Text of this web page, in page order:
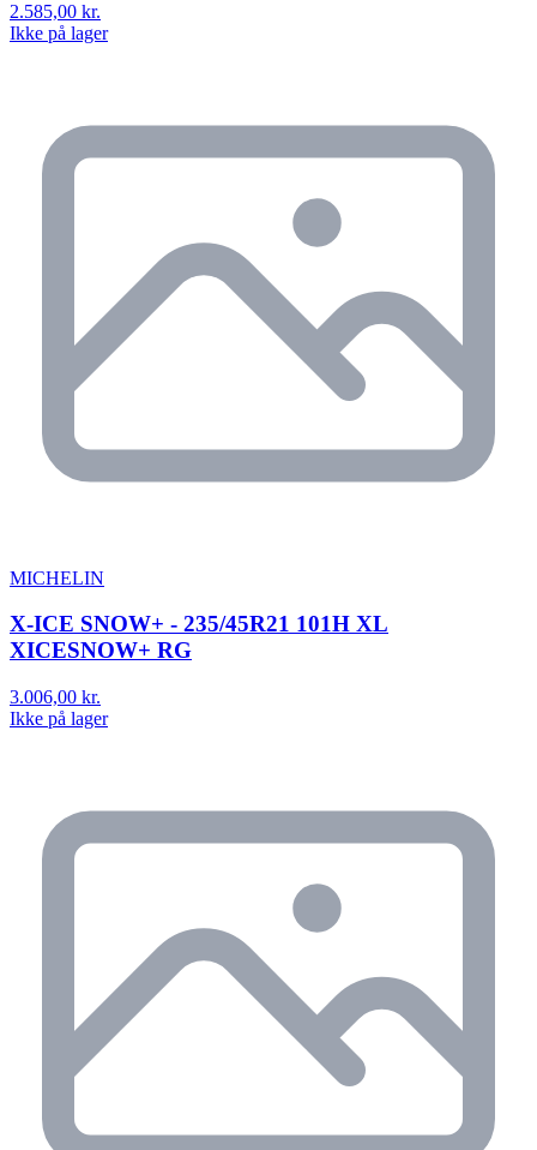
2.585,00 kr.
Ikke på lager
MICHELIN
X-ICE SNOW+ - 235/45R21 101H XL
XICESNOW+ RG
3.006,00 kr.
Ikke på lager